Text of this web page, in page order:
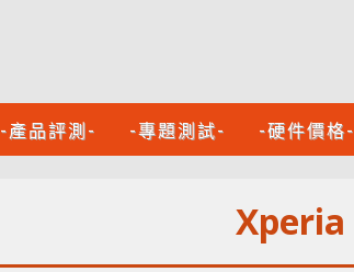
-產品評測- -專題測試- -硬件價格-
Xperia